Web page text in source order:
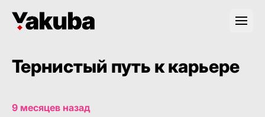
Тернистый путь к карьере
9 месяцев назад